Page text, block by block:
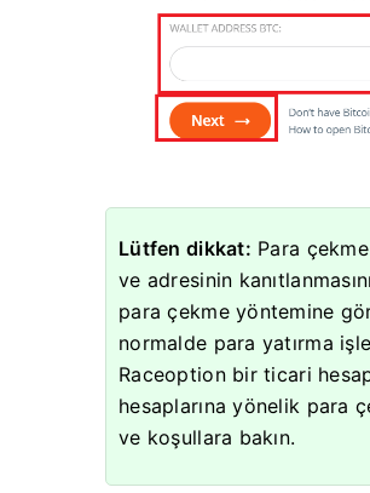
Lütfen dikkat: Para
ve adresinin
para çekme yöntemine
normalde para yatırma
Raceoption bir ticari
hesaplarına yönelik para
ve koşullara bakın.